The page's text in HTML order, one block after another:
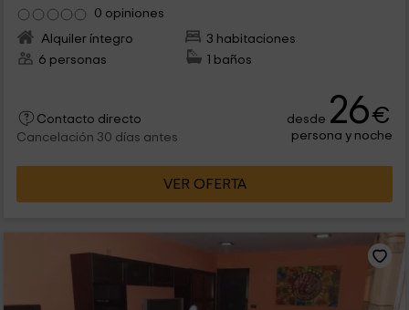
0 opiniones
Alquiler íntegro
3 habitaciones
6 personas
1 baños
Contacto directo
Cancelación 30 días antes
desde 26€
persona y noche
VER OFERTA